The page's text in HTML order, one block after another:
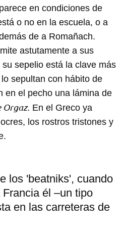
en condiciones de
o no en la escuela, o a
de a Romañach.
astutamente a sus
sepelio está la clave más
sepultan con hábito de
en el pecho una lámina de
Orgaz. En el Greco ya
los rostros tristones y
los 'beatniks', cuando
él –un tipo
en las carreteras de